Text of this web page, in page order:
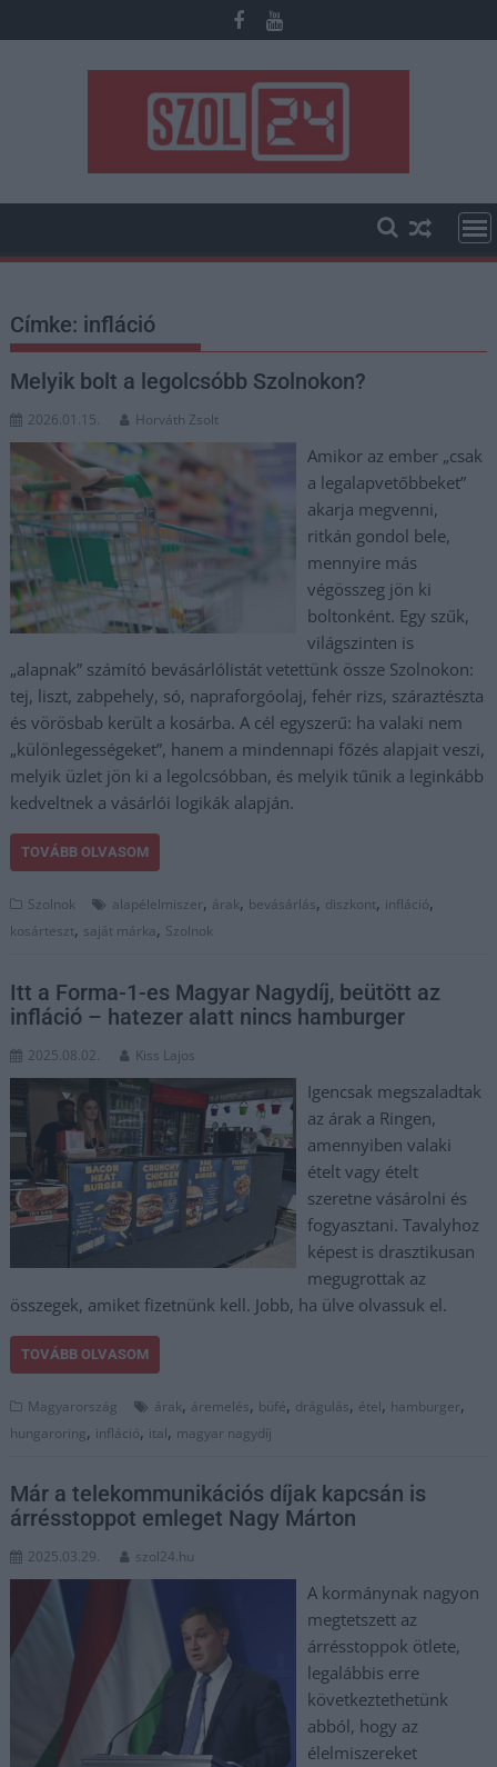
to
Címke: infláció
Melyik bolt a legolcsóbb Szolnokon?
2026.01.15. Horváth Zsolt
Amikor az ember „csak
a legalapvetőbbeket”
akarja megvenni,
ritkán gondol bele,
mennyire más
végösszeg jön ki
boltonként. Egy szűk,
világszinten is
„alapnak” számító bevásárlólistát vetettünk össze Szolnokon:
tej, liszt, zabpehely, só, napraforgóolaj, fehér rizs, száraztészta
és vörösbab került a kosárba. A cél egyszerű: ha valaki nem
„különlegességeket”, hanem a mindennapi főzés alapjait veszi,
melyik üzlet jön ki a legolcsóbban, és melyik tűnik a leginkább
kedveltnek a vásárlói logikák alapján.
TOVÁBB OLVASOM
Szolnok alapélelmiszer, árak, bevásárlás, diszkont, infláció,
kosárteszt, saját márka, Szolnok
Itt a Forma-1-es Magyar Nagydíj, beütött az
infláció – hatezer alatt nincs hamburger
2025.08.02. Kiss Lajos
Igencsak megszaladtak
az árak a Ringen,
amennyiben valaki
ételt vagy ételt
szeretne vásárolni és
fogyasztani. Tavalyhoz
képest is drasztikusan
megugrottak az
összegek, amiket fizetnünk kell. Jobb, ha ülve olvassuk el.
TOVÁBB OLVASOM
Magyarország árak, áremelés, büfé, drágulás, étel, hamburger,
hungaroring, infláció, ital, magyar nagydíj
Már a telekommunikációs díjak kapcsán is
árrésstoppot emleget Nagy Márton
2025.03.29. szol24.hu
A kormánynak nagyon
megtetszett az
árrésstoppok ötlete,
legalábbis erre
következtethetünk
abból, hogy az
élelmiszereket